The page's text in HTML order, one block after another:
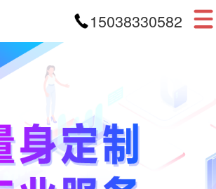
15038330582
首页
APP开发
小程序开发